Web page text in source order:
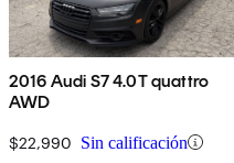
2016 Audi S7 4.0T quattro
AWD
$22,990 Sin calificación